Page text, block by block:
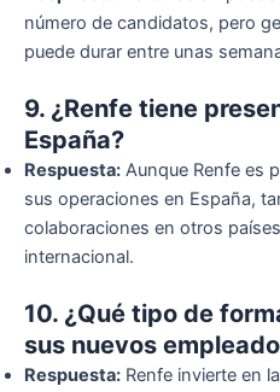
número de candidatos, pero
puede durar entre unas
9. ¿Renfe tiene
España?
Respuesta: Aunque Renfe es
sus operaciones en España,
colaboraciones en otros
internacional.
10. ¿Qué tipo de
sus nuevos
Respuesta: Renfe invierte en